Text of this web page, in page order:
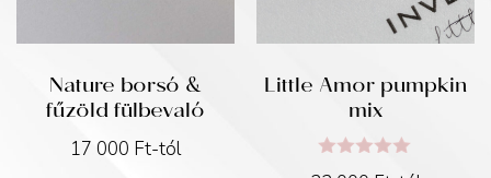
Nature borsó &
fűzöld fülbevaló
17 000 Ft-tól
Little Amor pumpkin
mix
Értékelés: